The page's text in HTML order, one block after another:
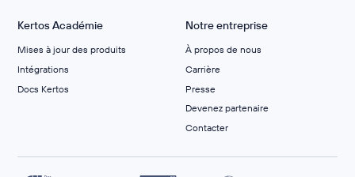
Kertos Académie
Mises à jour des produits
Intégrations
Docs Kertos
Notre entreprise
À propos de nous
Carrière
Presse
Devenez partenaire
Contacter